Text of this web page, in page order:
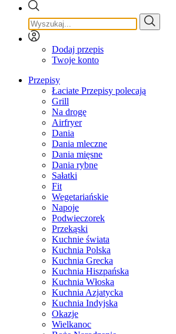
Dodaj przepis
Twoje konto
Przepisy
Łaciate Przepisy polecają
Grill
Na drogę
Airfryer
Dania
Dania mleczne
Dania mięsne
Dania rybne
Sałatki
Fit
Wegetariańskie
Napoje
Podwieczorek
Przekąski
Kuchnie świata
Kuchnia Polska
Kuchnia Grecka
Kuchnia Hiszpańska
Kuchnia Włoska
Kuchnia Azjatycka
Kuchnia Indyjska
Okazje
Wielkanoc